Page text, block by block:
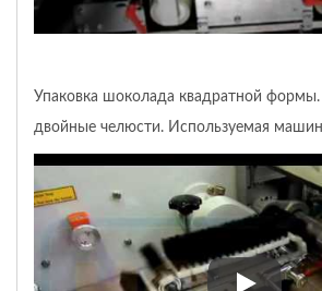
Упаковка шоколада квадратной формы.
двойные челюсти. Используемая